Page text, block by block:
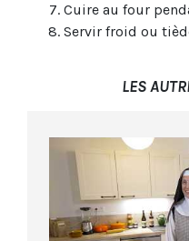
Cuire au four
Servir froid ou
LES